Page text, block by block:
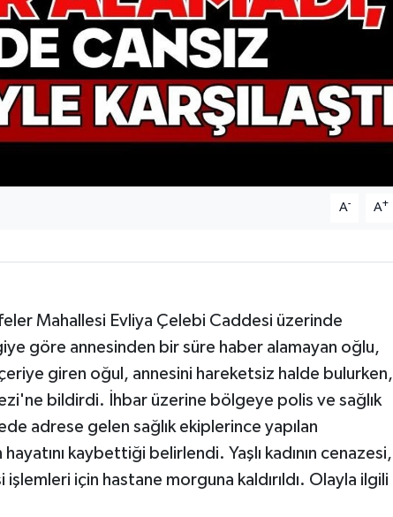
A- A+
Mahallesi Evliya Çelebi Caddesi üzerinde
göre annesinden bir süre haber alamayan oğlu,
giren oğul, annesini hareketsiz halde bulurken,
bildirdi. İhbar üzerine bölgeye polis ve sağlık
adrese gelen sağlık ekiplerince yapılan
hayatını kaybettiği belirlendi. Yaşlı kadının cenazesi,
için hastane morguna kaldırıldı. Olayla ilgili